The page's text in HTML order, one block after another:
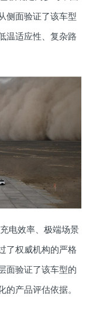
侧面验证了该车型
温适应性、复杂路
电效率、极端场景
了权威机构的严格
面验证了该车型的
产品评估依据。